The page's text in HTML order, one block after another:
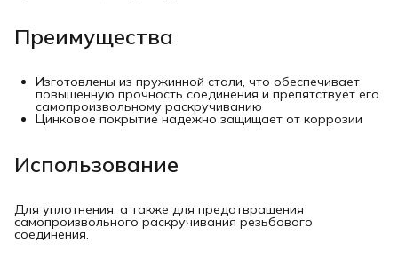
Преимущества
Изготовлены из пружинной стали, что обеспечивает
повышенную прочность соединения и препятствует его
самопроизвольному раскручиванию
Цинковое покрытие надежно защищает от коррозии
Использование
Для уплотнения, а также для предотвращения
самопроизвольного раскручивания резьбового
соединения.